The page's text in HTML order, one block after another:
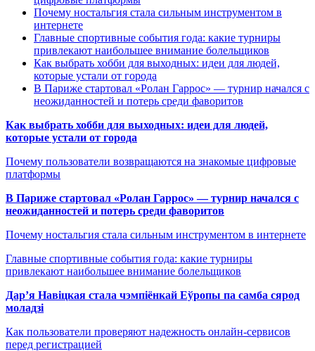
Почему ностальгия стала сильным инструментом в
интернете
Главные спортивные события года: какие турниры
привлекают наибольшее внимание болельщиков
Как выбрать хобби для выходных: идеи для людей,
которые устали от города
В Париже стартовал «Ролан Гаррос» — турнир начался с
неожиданностей и потерь среди фаворитов
Как выбрать хобби для выходных: идеи для людей,
которые устали от города
Почему пользователи возвращаются на знакомые цифровые
платформы
В Париже стартовал «Ролан Гаррос» — турнир начался с
неожиданностей и потерь среди фаворитов
Почему ностальгия стала сильным инструментом в интернете
Главные спортивные события года: какие турниры
привлекают наибольшее внимание болельщиков
Дар’я Навіцкая стала чэмпіёнкай Еўропы па самба сярод
моладзі
Как пользователи проверяют надежность онлайн-сервисов
перед регистрацией